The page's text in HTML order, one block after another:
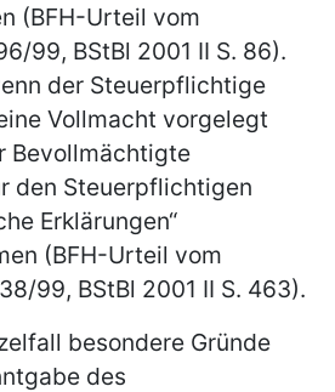
(BFH-Urteil vom
99, BStBl 2001 II S. 86).
der Steuerpflichtige
Vollmacht vorgelegt
Bevollmächtigte
den Steuerpflichtigen
Erklärungen“
(BFH-Urteil vom
38/99, BStBl 2001 II S. 463).
besondere Gründe
des